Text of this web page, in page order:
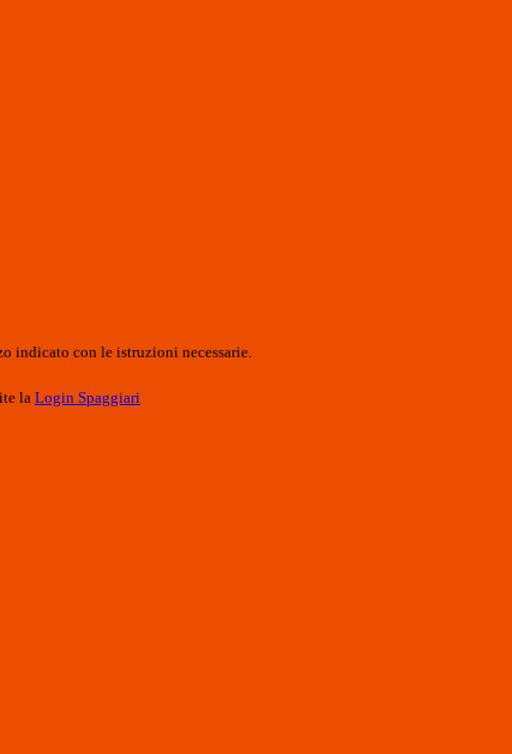
indicato con le istruzioni necessarie.
la Login Spaggiari